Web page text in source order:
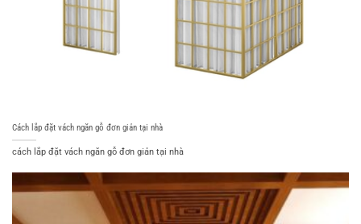
Cách lắp đặt vách ngăn gỗ đơn giản tại nhà
cách lắp đặt vách ngăn gỗ đơn giản tại nhà